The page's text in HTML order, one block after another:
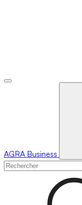
AGRA Business